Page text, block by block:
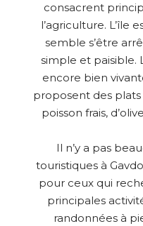
consacrent
l’agriculture. L’île
semble s’être
simple et paisible.
encore bien
proposent des
poisson frais,
Il n’y a pas
touristiques à
pour ceux qui
principales
randonnées à